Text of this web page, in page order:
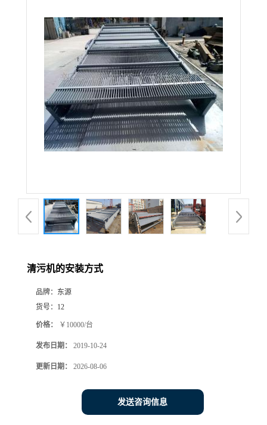
清污机的安装方式
品牌： 东源
货号： 12
价格： ￥10000/台
发布日期： 2019-10-24
更新日期： 2026-08-06
发送咨询信息